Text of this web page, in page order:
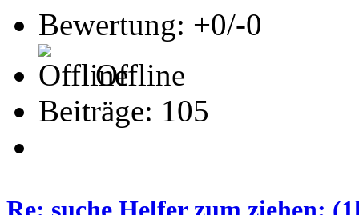
Bewertung: +0/-0
Offline
Beiträge: 105